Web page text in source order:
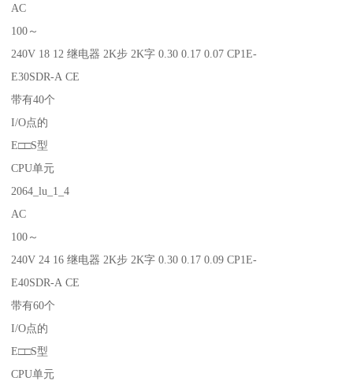
AC
100～
240V 18 12 继电器 2K步 2K字 0.30 0.17 0.07 CP1E-
E30SDR-A CE
带有40个
I/O点的
E□□S型
CPU单元
2064_lu_1_4
AC
100～
240V 24 16 继电器 2K步 2K字 0.30 0.17 0.09 CP1E-
E40SDR-A CE
带有60个
I/O点的
E□□S型
CPU单元